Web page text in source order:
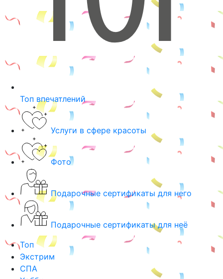
Топ впечатлений
Услуги в сфере красоты
Фото
Подарочные сертификаты для него
Подарочные сертификаты для неё
Топ
Экстрим
СПА